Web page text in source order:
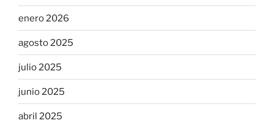
enero 2026
agosto 2025
julio 2025
junio 2025
abril 2025